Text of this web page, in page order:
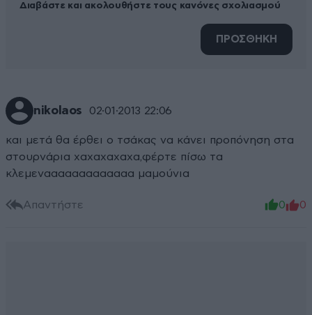
Διαβάστε και ακολουθήστε τους κανόνες σχολιασμού
ΠΡΟΣΘΗΚΗ
nikolaos 02·01·2013 22:06
και μετά θα έρθει ο τσάκας να κάνει προπόνηση στα
στουρνάρια χαχαχαχαχα,φέρτε πίσω τα
κλεμενααααααααααααα μαμούνια
Απαντήστε 0 0